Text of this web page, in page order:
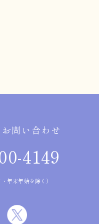
問い合わせ
4149
年末年始を除く）